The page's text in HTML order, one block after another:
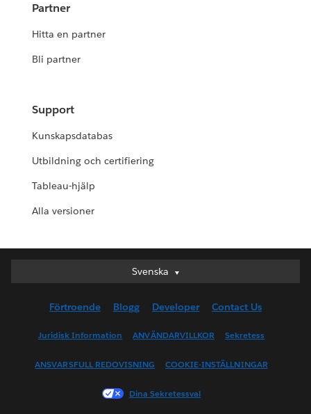
Partner
Hitta en partner
Bli partner
Support
Kunskapsdatabas
Utbildning och certifiering
Tableau-hjälp
Alla versioner
Svenska
Svenska
English (UK)
English (US)
Français (Canada)
Français (France)
Förtroende Blogg Developer Contact Us
Juridisk Information ANVÄNDARVILLKOR Sekretess
ANSVARSFULL REDOVISNING COOKIE-INSTÄLLNINGAR
Dina Sekretessval